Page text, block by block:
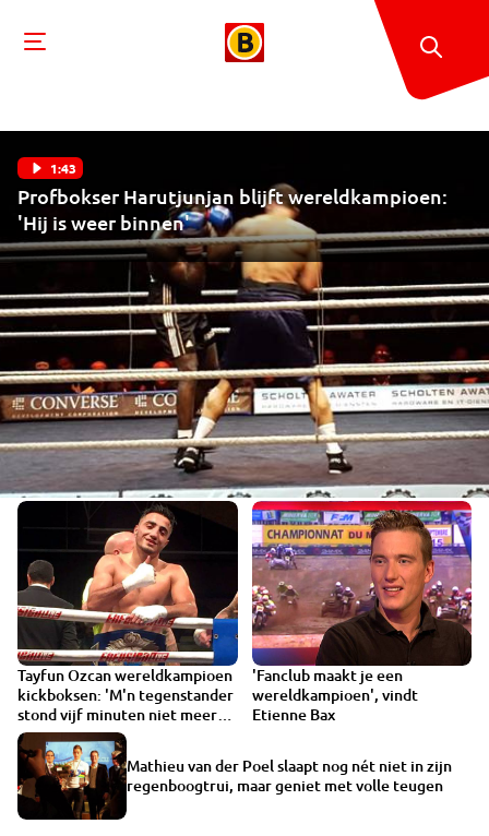
1:43
Profbokser Harutjunjan blijft wereldkampioen:
'Hij is weer binnen'
Tayfun Ozcan wereldkampioen
kickboksen: 'M'n tegenstander
stond vijf minuten niet meer
op'
'Fanclub maakt je een
wereldkampioen', vindt
Etienne Bax
Mathieu van der Poel slaapt nog nét niet in zijn
regenboogtrui, maar geniet met volle teugen